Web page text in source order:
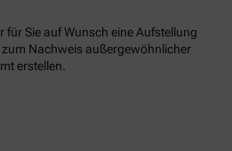
Sie auf Wunsch eine Aufstellung
Nachweis außergewöhnlicher
erstellen.